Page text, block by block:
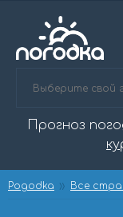
Прогноз
Pogodka Все